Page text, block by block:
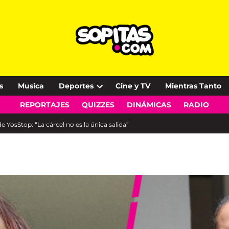
Musica Deportes
Open
dropdown
Cine y TV Mientras Tanto
REPORTAJES QUIZZES DINÁMICAS RADIO
“La cárcel no es la única salida”